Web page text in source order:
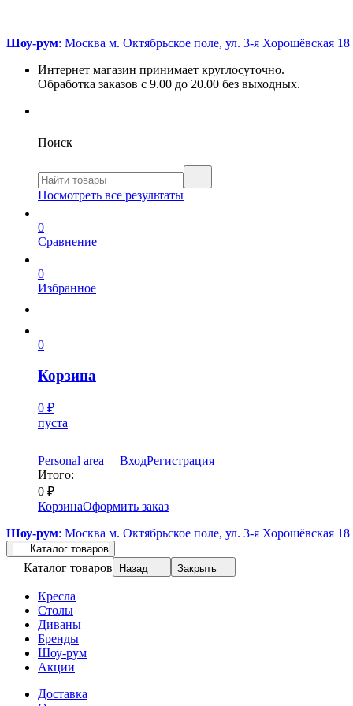
Шоу-рум: Москва м. Октябрьское поле, ул. 3-я Хорошёвская 18
Интернет магазин принимает круглосуточно.
Обработка заказов с 9.00 до 20.00 без выходных.
Поиск
Посмотреть все результаты
0
Сравнение
0
Избранное
0
Корзина
0 ₽
пуста
Personal area ВходРегистрация
Итого:
0 ₽
КорзинаОформить заказ
Шоу-рум: Москва м. Октябрьское поле, ул. 3-я Хорошёвская 18
Каталог товаров
Каталог товаров Назад Закрыть
Кресла
Столы
Диваны
Бренды
Шоу-рум
Акции
Доставка